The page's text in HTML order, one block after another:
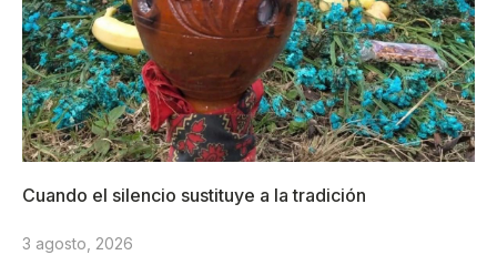
Cuando el silencio sustituye a la tradición
3 agosto, 2026